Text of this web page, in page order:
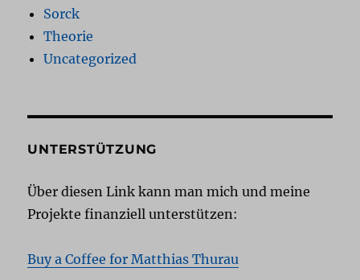
Sorck
Theorie
Uncategorized
UNTERSTÜTZUNG
Über diesen Link kann man mich und meine
Projekte finanziell unterstützen:
Buy a Coffee for Matthias Thurau